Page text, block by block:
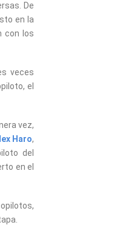
De
en la
con los
veces
el
vez,
Haro,
del
en el